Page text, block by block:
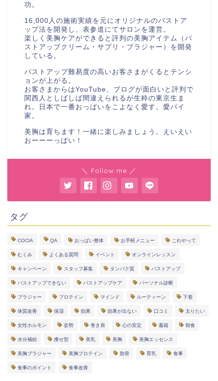
功。
16,000人の施術実績を元にオリジナルのバストア
ップ法を開発し、表参道にてサロンを運営。
楽しく美胸ケアができると評判の美胸アイテム（バ
ストアップクリーム・サプリ・ブラジャー）を開発
している。
バストアップ難易度の高いお客さまがくるとテンシ
ョンが上がる。
お客さまからはYouTube、ブログが面白いと評判で
関西人としばしば間違えられるが生粋の東京生ま
れ。日本で一番おっぱいをこよなく愛す。愛パイ
家。
美胸は育ちます！一緒に楽しみましょう。えいえい
おーーーっぱい！
＼ Follow me ／
タグ
COCIA QA おっぱい整体 お手軽メニュー これやって
むくみ よくある質問 イベント オンラインレッスン
キャンペーン スタッフ募集 タンパク質 バストアップ
バストアップできない バストアップケア パーソナル診断
ブラジャー プロテイン マインド ルーティーン 下着
体質改善 保湿 効果 効果が出ない 口コミ 太りたい
女性ホルモン 姿勢 巻き肩 心の安定 書籍 朝食
水分補給 痩せ型 美乳 美胸 美胸エッセンス
美胸ブラジャー 美胸プロテイン 肋骨 育乳 食事
食事のポイント 食事改善